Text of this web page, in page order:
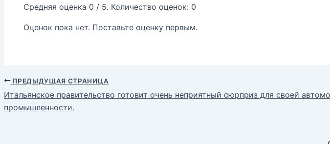
Средняя оценка 0 / 5. Количество оценок: 0
Оценок пока нет. Поставьте оценку первым.
ПРЕДЫДУЩАЯ СТРАНИЦА
Итальянское правительство готовит очень неприятный сюрприз для своей
промышленности.